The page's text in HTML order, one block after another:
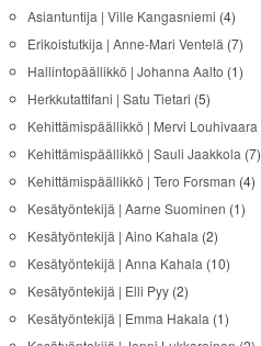
Asiantuntija | Ville Kangasniemi (4)
Erikoistutkija | Anne-Mari Ventelä (7)
Hallintopäällikkö | Johanna Aalto (1)
Herkkutattifani | Satu Tietari (5)
Kehittämispäällikkö | Mervi Louhivaara
Kehittämispäällikkö | Sauli Jaakkola (7)
Kehittämispäällikkö | Tero Forsman (4)
Kesätyöntekijä | Aarne Suominen (1)
Kesätyöntekijä | Aino Kahala (2)
Kesätyöntekijä | Anna Kahala (10)
Kesätyöntekijä | Elli Pyy(2)
Kesätyöntekijä | Emma Hakala (1)